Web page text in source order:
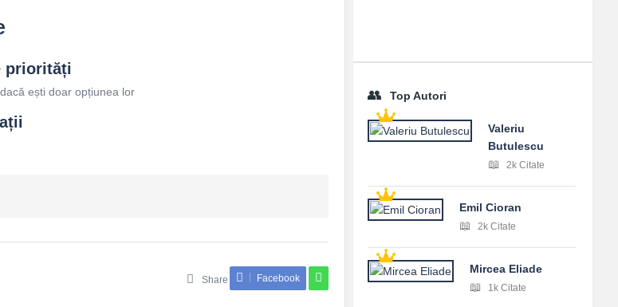
priorități
ești doar opțiunea lor
Share Facebook
Top Autori
Valeriu
Butulescu
2k Citate
Emil Cioran
2k Citate
Mircea Eliade
1k Citate